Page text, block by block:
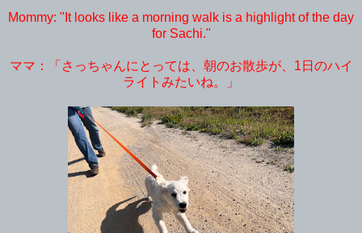
Mommy: "It looks like a morning walk is a highlight of the day
for Sachi."
ママ：「さっちゃんにとっては、朝のお散歩が、1日のハイ
ライトみたいね。」